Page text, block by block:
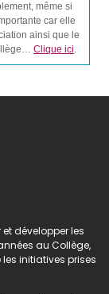
même si
car elle
ainsi que le
Clique ici.
développer les
au Collège,
initiatives prises